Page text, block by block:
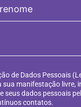
de Dados Pessoais
manifestação livre,
seus dados pessoais
contatos.